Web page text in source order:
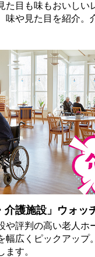
た目も味もおいしい
味や見た目を紹介。
介護施設」ウォッ
や評判の高い老人ホ
幅広くピックアップ
ます。